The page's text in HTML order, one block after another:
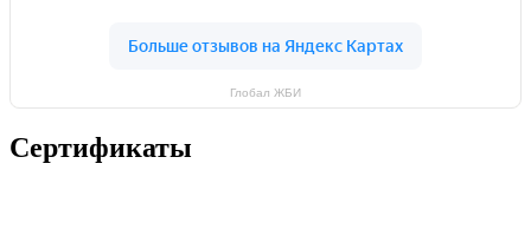
Глобал ЖБИ
Сертификаты